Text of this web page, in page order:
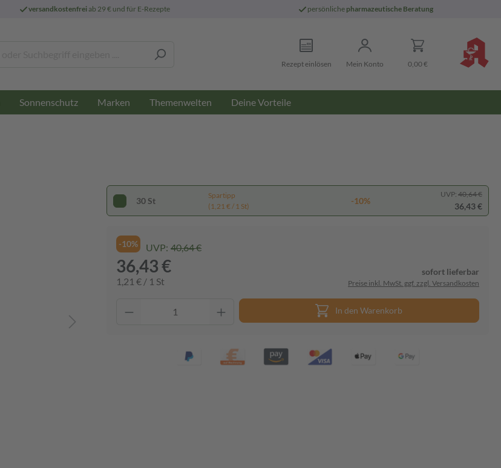
versandkostenfreiab 29 € und für E-Rezepte persönliche pharmazeutische Beratung
Rezept einlösen Mein Konto 0,00 €
Sonnenschutz Marken Themenwelten Deine Vorteile
30 St
Spartipp
(1,21 € / 1 St)
-10%
UVP: 40,64 €
36,43 €
-10% UVP: 40,64 €
36,43 €
1,21 € / 1 St
sofort lieferbar
Preise inkl. MwSt. ggf. zzgl. Versandkosten
In den Warenkorb